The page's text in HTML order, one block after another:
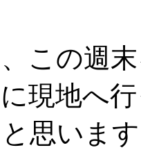
この週
現地へ
思いま